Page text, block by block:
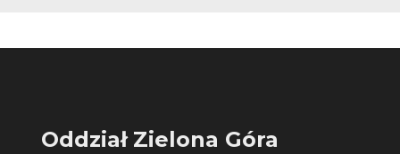
Oddział Zielona Góra